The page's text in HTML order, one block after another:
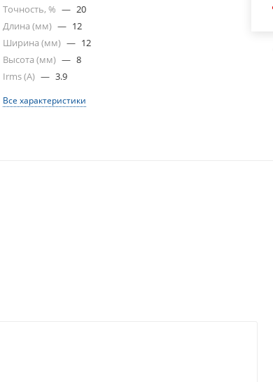
Точность, % — 20
Длина (мм) — 12
Ширина (мм) — 12
Высота (мм) — 8
Irms (A) — 3.9
Все характеристики